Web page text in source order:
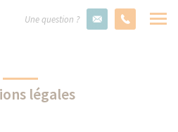
Une question ?
légales